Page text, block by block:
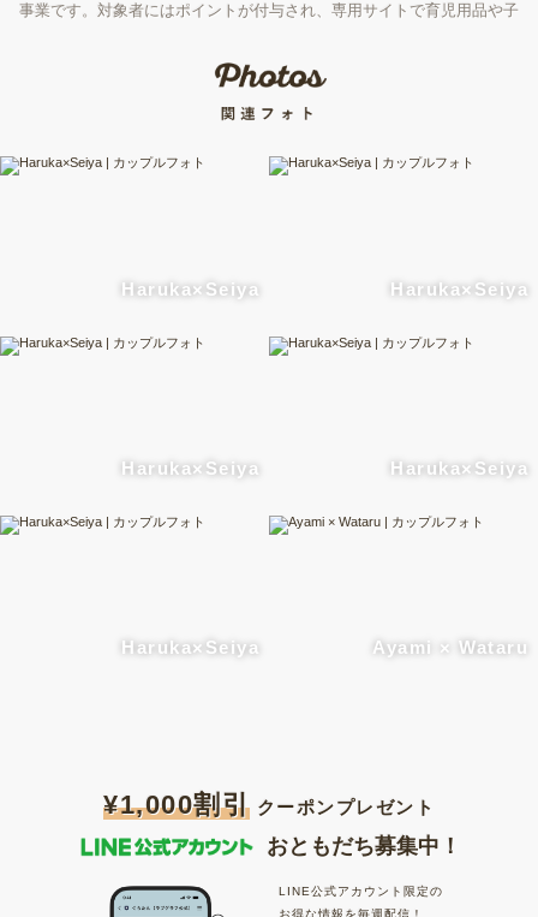
事業です。対象者にはポイントが付与され、専用サイトで育児用品や子
験の違いを比較しながら、赤ちゃんファーストギフトの選び方と、選択
肢の一つである出張撮影の魅力を紹介します。
Haruka×Seiya Haruka×Seiya
Haruka×Seiya Haruka×Seiya
Haruka×Seiya Ayami × Wataru
¥1,000割引 クーポンプレゼント
おともだち募集中！
LINE公式アカウント限定の